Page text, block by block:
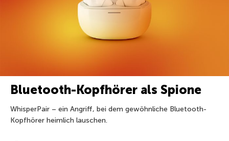
Bluetooth-Kopfhörer als Spione
WhisperPair – ein Angriff, bei dem gewöhnliche Bluetooth-
Kopfhörer heimlich lauschen.